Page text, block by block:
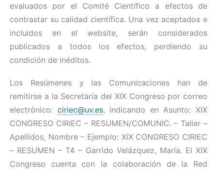
evaluados por el Comité Científico a efectos de
contrastar su calidad científica. Una vez aceptados e
incluidos en el website, serán considerados
publicados a todos los efectos, perdiendo su
condición de inéditos.
Los Resúmenes y las Comunicaciones han de
remitirse a la Secretaría del XIX Congreso por correo
electrónico: ciriec@uv.es, indicando en Asunto: XIX
CONGRESO CIRIEC – RESUMEN/COMUNIC. – Taller –
Apellidos, Nombre – Ejemplo: XIX CONGRESO CIRIEC
– RESUMEN – T4 – Garrido Velázquez, María. El XIX
Congreso cuenta con la colaboración de la Red